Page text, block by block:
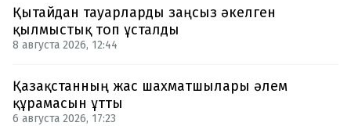
Қытайдан тауарларды заңсыз әкелген
қылмыстық топ ұсталды
8 августа 2026, 12:44
Қазақстанның жас шахматшылары әлем
құрамасын ұтты
6 августа 2026, 17:23